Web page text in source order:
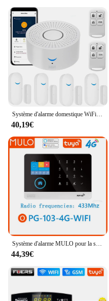
40,19€
44,39€